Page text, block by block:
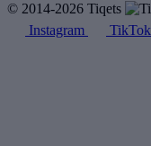
© 2014-2026 Tiqets
Instagram
TikTok